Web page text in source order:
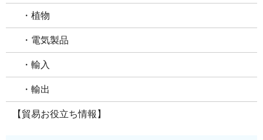
・植物
・電気製品
・輸入
・輸出
【貿易お役立ち情報】